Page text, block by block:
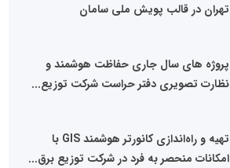
تهران در قالب پویش ملی سامان
پروژه های سال جاری حفاظت هوشمند و
نظارت تصویری دفتر حراست شرکت توزیع...
تهیه و راه‌اندازی کانورتر هوشمند GIS با
امکانات منحصر به فرد در شرکت توزیع برق...